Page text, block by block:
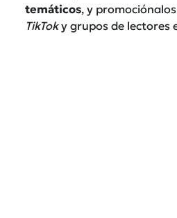
temáticos, y
TikToky grupos de lectores